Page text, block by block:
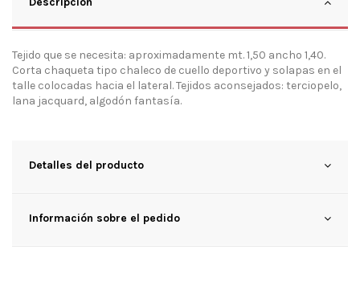
Tejido que se necesita: aproximadamente mt. 1,50 ancho 1,40.
Corta chaqueta tipo chaleco de cuello deportivo y solapas en el
talle colocadas hacia el lateral. Tejidos aconsejados: terciopelo,
lana jacquard, algodón fantasía.
Detalles del producto
Información sobre el pedido